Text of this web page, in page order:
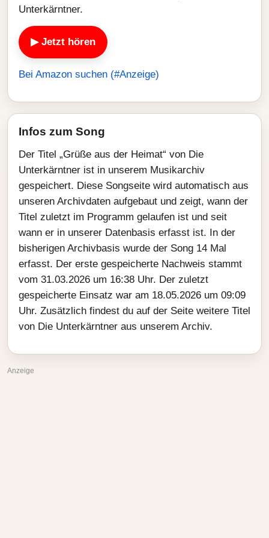
Unterkärntner.
▶ Jetzt hören
Bei Amazon suchen (#Anzeige)
Infos zum Song
Der Titel „Grüße aus der Heimat“ von Die
Unterkärntner ist in unserem Musikarchiv
gespeichert. Diese Songseite wird automatisch aus
unseren Archivdaten aufgebaut und zeigt, wann der
Titel zuletzt im Programm gelaufen ist und seit
wann er in unserer Datenbasis erfasst ist. In der
bisherigen Archivbasis wurde der Song 14 Mal
erfasst. Der erste gespeicherte Nachweis stammt
vom 31.03.2026 um 16:38 Uhr. Der zuletzt
gespeicherte Einsatz war am 18.05.2026 um 09:09
Uhr. Zusätzlich findest du auf der Seite weitere Titel
von Die Unterkärntner aus unserem Archiv.
Anzeige